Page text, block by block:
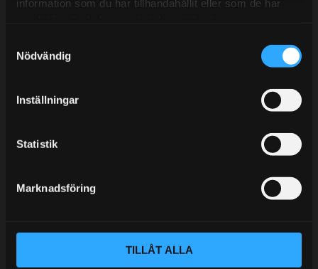
information som du har tillhandahållit eller som de har
Nödvändig
Inställningar
Statistik
Marknadsföring
TILLÅT ALLA
BLOG
KONTAKTA OSS
MY PAGES